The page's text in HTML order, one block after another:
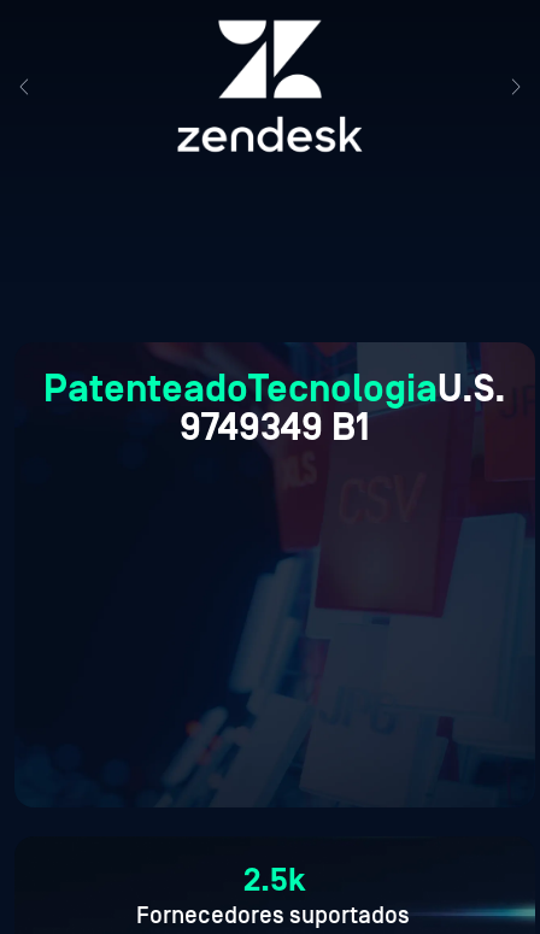
PatenteadoTecnologiaU.S.
9749349 B1
2.5k
Fornecedores suportados